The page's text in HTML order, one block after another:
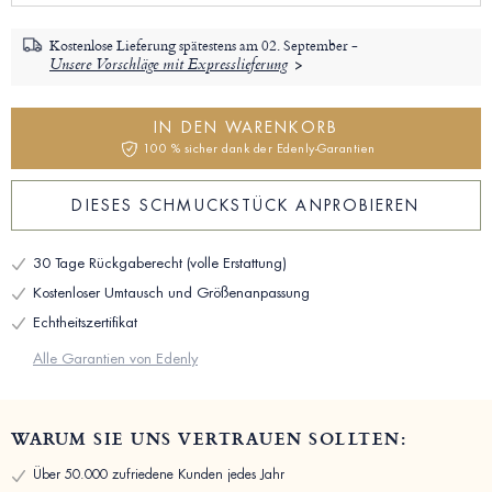
Kostenlose Lieferung spätestens am02. September -
Unsere Vorschläge mit Expresslieferung
IN DEN WARENKORB
100 % sicher dank der Edenly-Garantien
DIESES SCHMUCKSTÜCK ANPROBIEREN
30 Tage Rückgaberecht (volle Erstattung)
Kostenloser Umtausch und Größenanpassung
Echtheitszertifikat
Alle Garantien von Edenly
WARUM SIE UNS VERTRAUEN SOLLTEN:
Über 50.000 zufriedene Kunden jedes Jahr